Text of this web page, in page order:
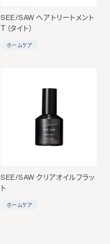
SEE/SAW ヘアトリートメント
Ｔ（タイト）
ホームケア
SEE/SAW クリアオイルフラッ
ト
ホームケア